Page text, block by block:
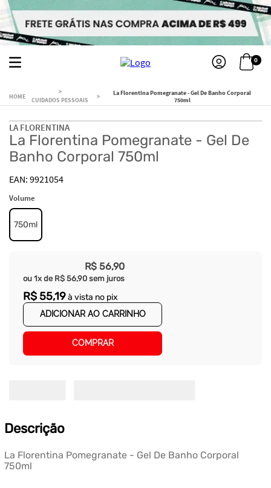
0
CUIDADOS PESSOAIS
La Florentina Pomegranate - Gel De Banho Corporal
750ml
LA FLORENTINA
La Florentina Pomegranate - Gel De
Banho Corporal 750ml
9921054
Volume
750ml
R$ 56,90
ou 1x de R$ 56,90 sem juros
R$55,19à vista no pix
ADICIONAR AO CARRINHO
COMPRAR
Descrição
La Florentina Pomegranate - Gel De Banho Corporal
750ml